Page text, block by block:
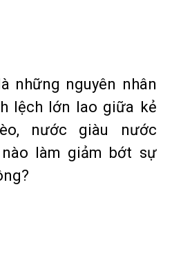
những nguyên nhân
lệch lớn lao giữa kẻ
nước giàu nước
nào làm giảm bớt sự